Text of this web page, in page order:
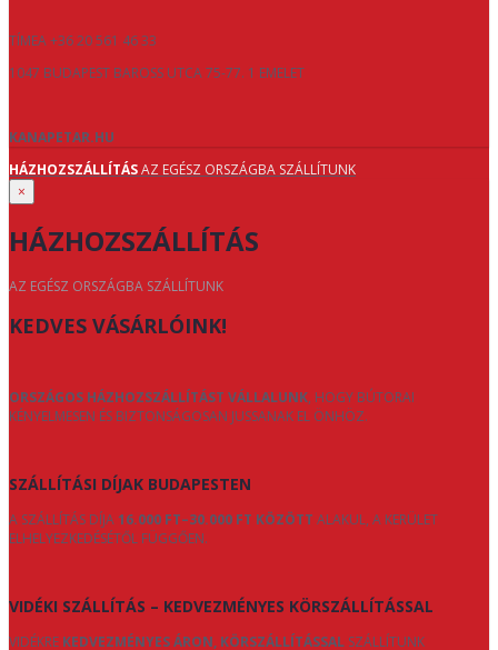
TÍMEA +36 20 561 46 33
1047 BUDAPEST BAROSS UTCA 75-77. 1 EMELET
KANAPETAR.HU
HÁZHOZSZÁLLÍTÁSAZ EGÉSZ ORSZÁGBA SZÁLLÍTUNK
×
HÁZHOZSZÁLLÍTÁS
AZ EGÉSZ ORSZÁGBA SZÁLLÍTUNK
KEDVES VÁSÁRLÓINK!
ORSZÁGOS HÁZHOZSZÁLLÍTÁST VÁLLALUNK, HOGY BÚTORAI
KÉNYELMESEN ÉS BIZTONSÁGOSAN JUSSANAK EL ÖNHÖZ.
SZÁLLÍTÁSI DÍJAK BUDAPESTEN
A SZÁLLÍTÁS DÍJA16.000 FT–30.000 FT KÖZÖTT ALAKUL, A KERÜLET
ELHELYEZKEDÉSÉTŐL FÜGGŐEN.
VIDÉKI SZÁLLÍTÁS – KEDVEZMÉNYES KÖRSZÁLLÍTÁSSAL
VIDÉKRE KEDVEZMÉNYES ÁRON, KÖRSZÁLLÍTÁSSAL SZÁLLÍTUNK